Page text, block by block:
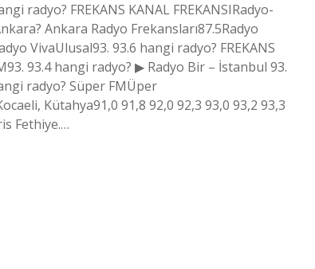
radyo? FREKANS KANAL FREKANSIRadyo-
Ankara Radyo Frekansları87.5Radyo
VivaUlusal93. 93.6 hangi radyo? FREKANS
93.4 hangi radyo? ▶ Radyo Bir – İstanbul 93.
radyo? Süper FMÜper
Kütahya91,0 91,8 92,0 92,3 93,0 93,2 93,3
Fethiye.…